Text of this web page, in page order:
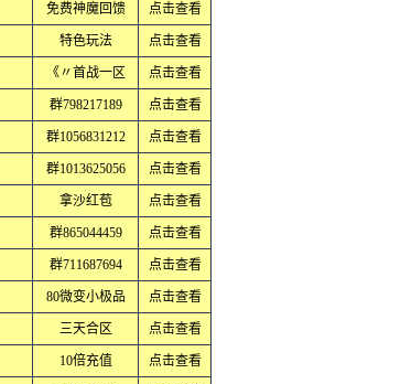
免费神魔回馈 点击查看
特色玩法 点击查看
《〃首战一区 点击查看
群798217189 点击查看
群1056831212 点击查看
群1013625056 点击查看
拿沙红苞 点击查看
群865044459 点击查看
群711687694 点击查看
80微变小极品 点击查看
三天合区 点击查看
10倍充值 点击查看